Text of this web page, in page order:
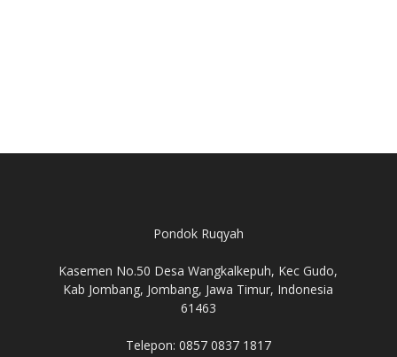
Pondok Ruqyah
Kasemen No.50 Desa Wangkalkepuh, Kec Gudo,
Kab Jombang, Jombang, Jawa Timur, Indonesia
61463
Telepon: 0857 0837 1817